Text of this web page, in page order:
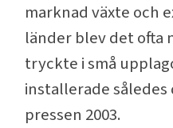
marknad växte och
länder blev det ofta
tryckte i små
installerade
pressen 2003.